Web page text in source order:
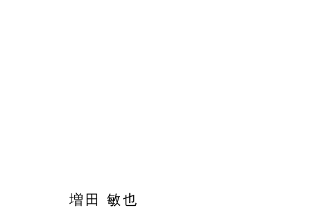
増田 敏也：記憶
増田 敏也